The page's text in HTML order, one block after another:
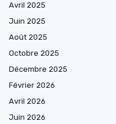
Avril 2025
Juin 2025
Août 2025
Octobre 2025
Décembre 2025
Février 2026
Avril 2026
Juin 2026